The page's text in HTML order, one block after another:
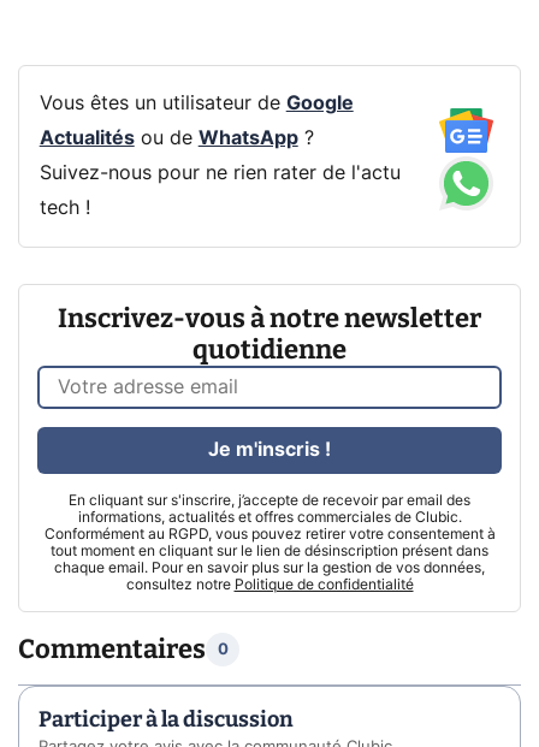
Vous êtes un utilisateur de Google
Actualitésou de WhatsApp?
Suivez-nous pour ne rien rater de l'actu
tech !
Inscrivez-vous à notre newsletter
quotidienne
En cliquant sur s'inscrire, j’accepte de recevoir par email des
informations, actualités et offres commerciales de Clubic.
Conformément au RGPD, vous pouvez retirer votre consentement à
tout moment en cliquant sur le lien de désinscription présent dans
chaque email. Pour en savoir plus sur la gestion de vos données,
consultez notre Politique de confidentialité
Je m'inscris !
Commentaires 0
Participer à la discussion